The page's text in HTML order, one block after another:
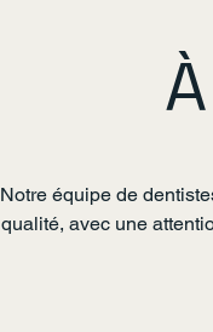
Notre équipe de
qualité, avec une